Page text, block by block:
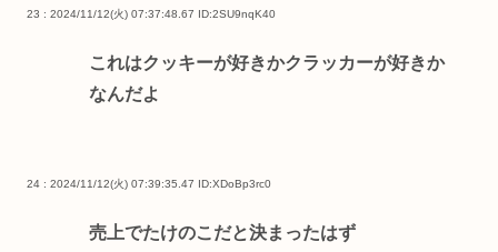
23 : 2024/11/12(火) 07:37:48.67 ID:2SU9nqK40
これはクッキーが好きかクラッカーが好きか
なんだよ
24 : 2024/11/12(火) 07:39:35.47 ID:XDoBp3rc0
売上でたけのこだと決まったはず